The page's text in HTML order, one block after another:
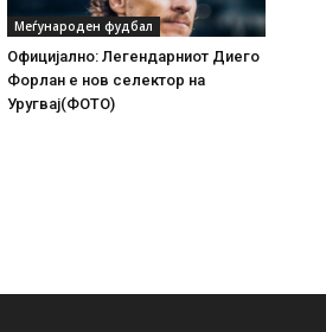
Меѓународен фудбал
Официјално: Легендарниот Диего
Форлан е нов селектор на
Уругвај(ФОТО)